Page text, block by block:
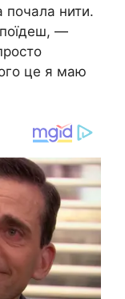
почала нити.
поїдеш, —
це я маю